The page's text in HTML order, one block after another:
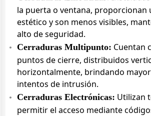
la puerta o ventana, proporcionan
estético y son menos visibles,
alto de seguridad.
Cerraduras Multipunto: Cuentan
puntos de cierre, distribuidos
horizontalmente, brindando
intentos de intrusión.
Cerraduras Electrónicas: Utilizan
permitir el acceso mediante